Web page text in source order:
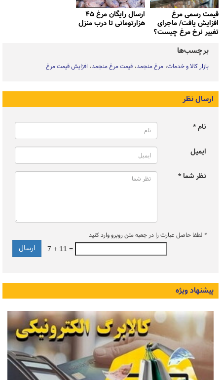
قیمت رسمی مرغ
افزایش یافت/ ماجرای
تغییر نرخ مرغ چیست؟
ارسال رایگان مرغ ۴۵
هزارتومانی تا درب منزل
برچسب‌ها
بازار کالا و خدمات مرغ منجمد قیمت مرغ منجمد افزایش قیمت مرغ
ارسال نظر
نام *
ایمیل
نظر شما *
* لطفا حاصل عبارت را در جعبه متن روبرو وارد کنید
7 + 11 =
پیشنهاد ویژه